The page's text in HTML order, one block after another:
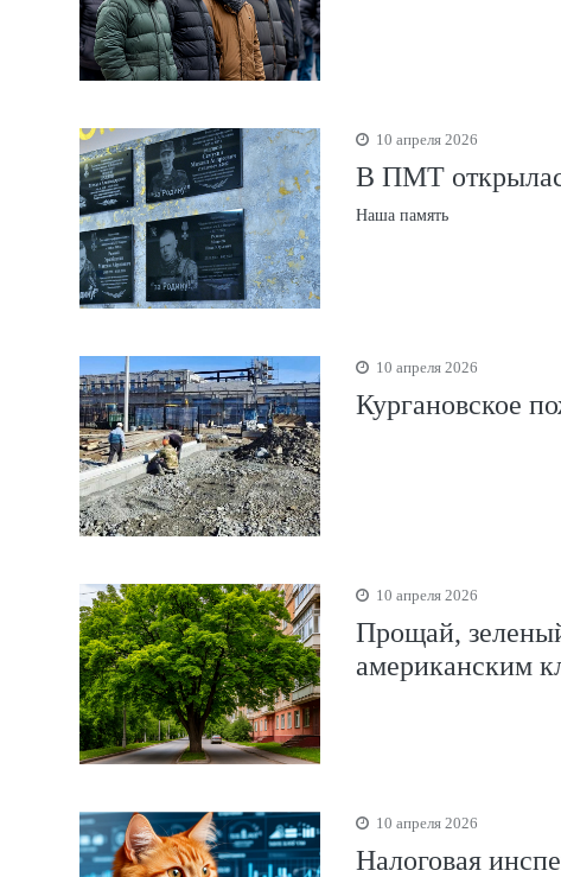
10 апреля 2026
В ПМТ
Наша память
10 апреля 2026
Кургановское
10 апреля 2026
Прощай,
американским
10 апреля 2026
Налоговая